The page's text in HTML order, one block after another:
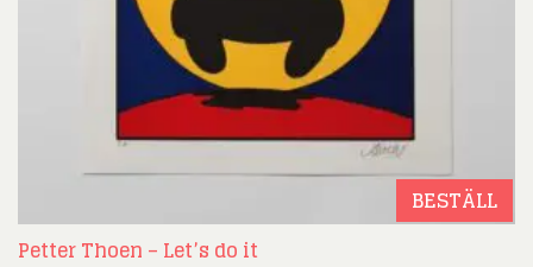
BESTÄLL
Petter Thoen – Let’s do it